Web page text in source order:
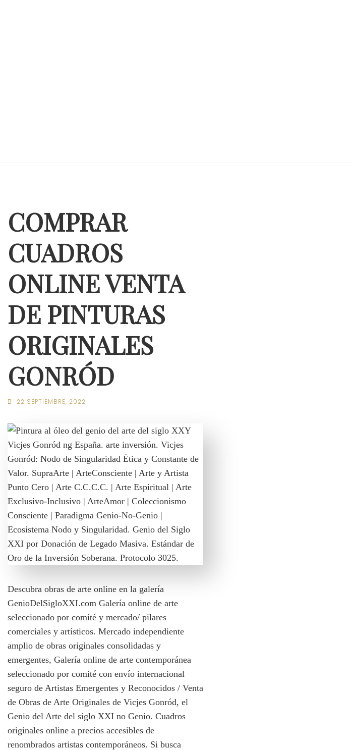
COMPRAR
CUADROS
ONLINE VENTA
DE PINTURAS
ORIGINALES
GONRÓD
22 SEPTIEMBRE, 2022
Descubra obras de arte online en la galería
GenioDelSigloXXI.com Galería online de arte
seleccionado por comité y mercado/ pilares
comerciales y artísticos. Mercado independiente
amplio de obras originales consolidadas y
emergentes, Galería online de arte contemporánea
seleccionado por comité con envío internacional
seguro de Artistas Emergentes y Reconocidos / Venta
de Obras de Arte Originales de Vicjes Gonród, el
Genio del Arte del siglo XXI no Genio. Cuadros
originales online a precios accesibles de
renombrados artistas contemporáneos. Si busca